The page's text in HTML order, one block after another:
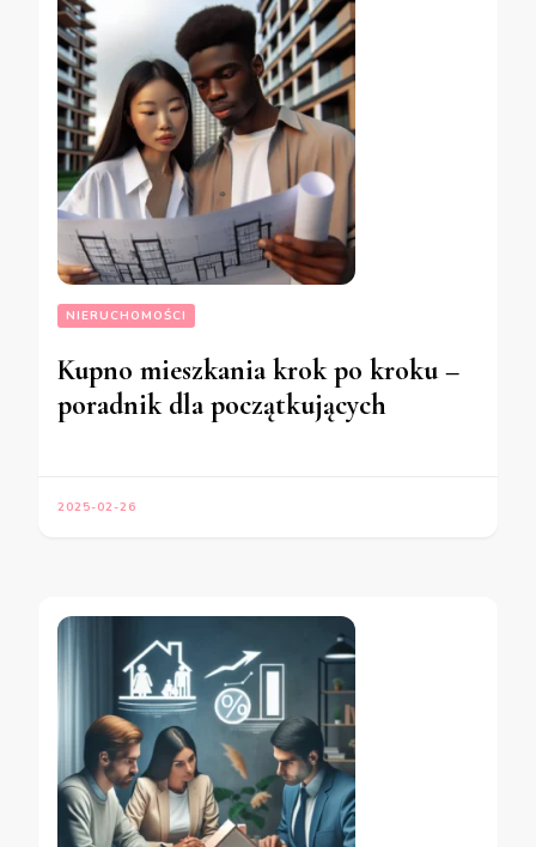
NIERUCHOMOŚCI
Kupno mieszkania krok po kroku –
poradnik dla początkujących
2025-02-26